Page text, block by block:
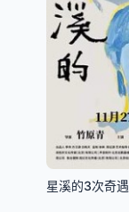
星溪的3次奇遇